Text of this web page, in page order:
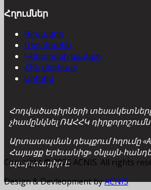
Հղումներ
Գլխավոր
Մեր մասին
Կենտրոնի կյանքը
Հին վեբկայք
Արխիվ
Հոդվածագիրների
չհամընկնել ՌԱՀՀԿ
Արտատպման դեպքում հղումը
Հայացք Երեւանից» օնլայն-
պարտադիր է:
Copyright © 2026 ACNIS. All rights
Design & Devleopment byACNIS